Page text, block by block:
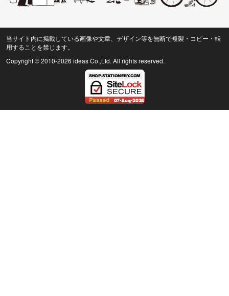
当サイト内に掲載している画像や文章、デザイン等を無断で複製・コピー・転
用することを禁じます。
Copyright © 2010-2026 ideas Co.,Ltd. All rights reserved.